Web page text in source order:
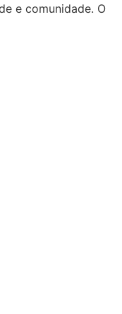
e comunidade. O